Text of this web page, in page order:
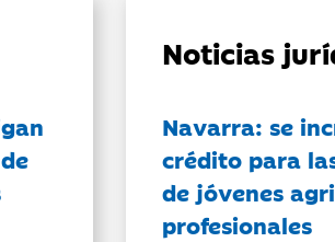
Noticias
Navarra: se
crédito para
de jóvenes
profesionales